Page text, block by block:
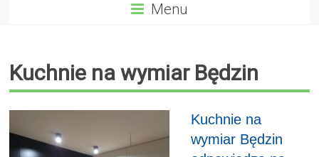
Menu
Kuchnie na wymiar Będzin
Kuchnie na
wymiar Będzin